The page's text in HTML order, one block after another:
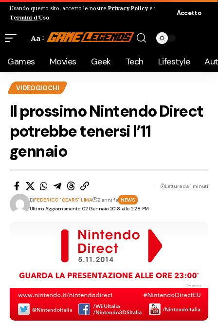
Usando questo sito, accetto le nostre Privacy Policye i
Termini d'Uso.
Accetto
Aa
Games Movies Geek Tech Lifestyle
VIDEOGIOCHI
Il prossimo Nintendo Direct
potrebbe tenersi l’11
gennaio
Ultimo Aggiornamento: 02 Gennaio 2018 alle 2:28 PM
DiFEDERICO "GEARS" LIMA 9 anni fa NEWS
Lettura da 1 minuti